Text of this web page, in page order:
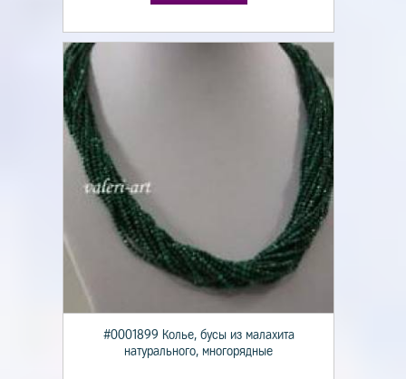
#0001899 Колье, бусы из малахита
натурального, многорядные